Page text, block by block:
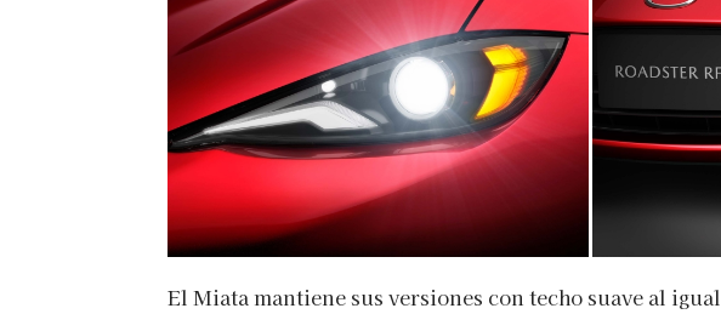
El Miata mantiene sus versiones con techo suave al igual